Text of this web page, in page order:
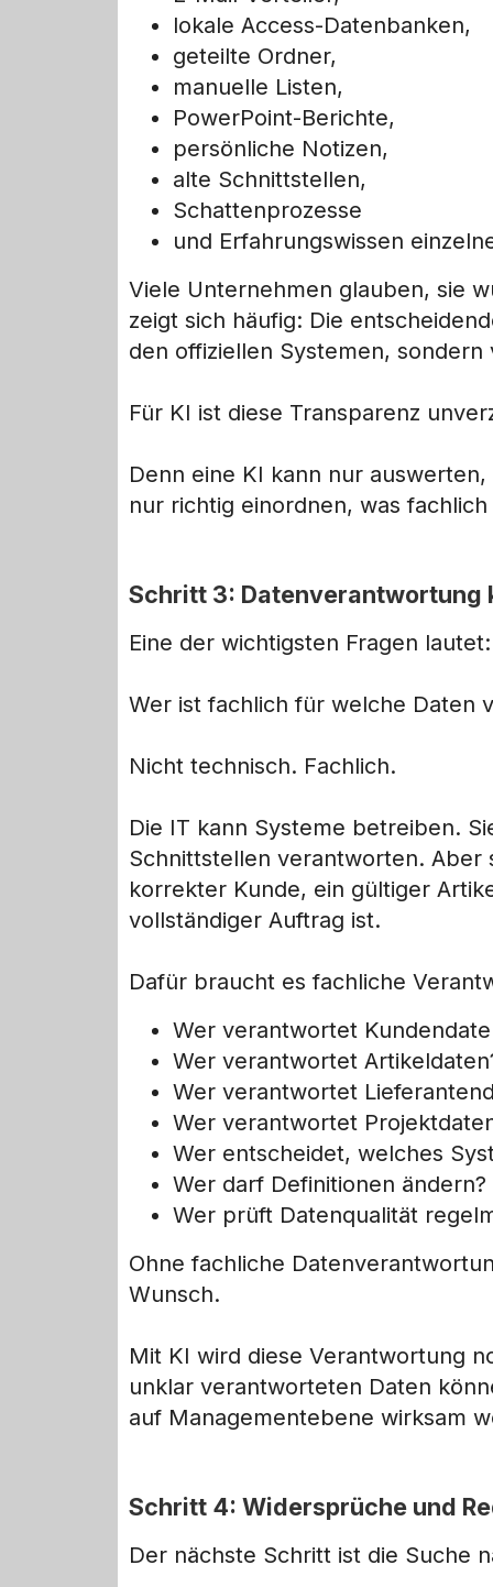
lokale Access-Datenbanken,
geteilte Ordner,
manuelle Listen,
PowerPoint-Berichte,
persönliche Notizen,
alte Schnittstellen,
Schattenprozesse
und Erfahrungswissen
Viele Unternehmen glauben, sie
zeigt sich häufig: Die
den offiziellen Systemen,
Für KI ist diese Transparenz
Denn eine KI kann nur
nur richtig einordnen, was
Schritt 3: Datenverantwortung
Eine der wichtigsten Fragen lautet:
Wer ist fachlich für welche Daten
Nicht technisch. Fachlich.
Die IT kann Systeme betreiben.
Schnittstellen verantworten. Aber
korrekter Kunde, ein gültiger
vollständiger Auftrag ist.
Dafür braucht es fachliche
Wer verantwortet
Wer verantwortet
Wer verantwortet
Wer verantwortet
Wer entscheidet, welches
Wer darf Definitionen ändern?
Wer prüft Datenqualität
Ohne fachliche
Wunsch.
Mit KI wird diese Verantwortung
unklar verantworteten Daten
auf Managementebene wirksam
Schritt 4: Widersprüche und
Der nächste Schritt ist die Suche